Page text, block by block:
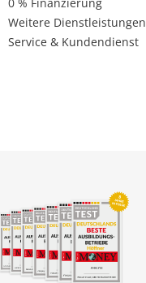
0 % Finanzierung
Weitere Dienstleistungen
Service & Kundendienst